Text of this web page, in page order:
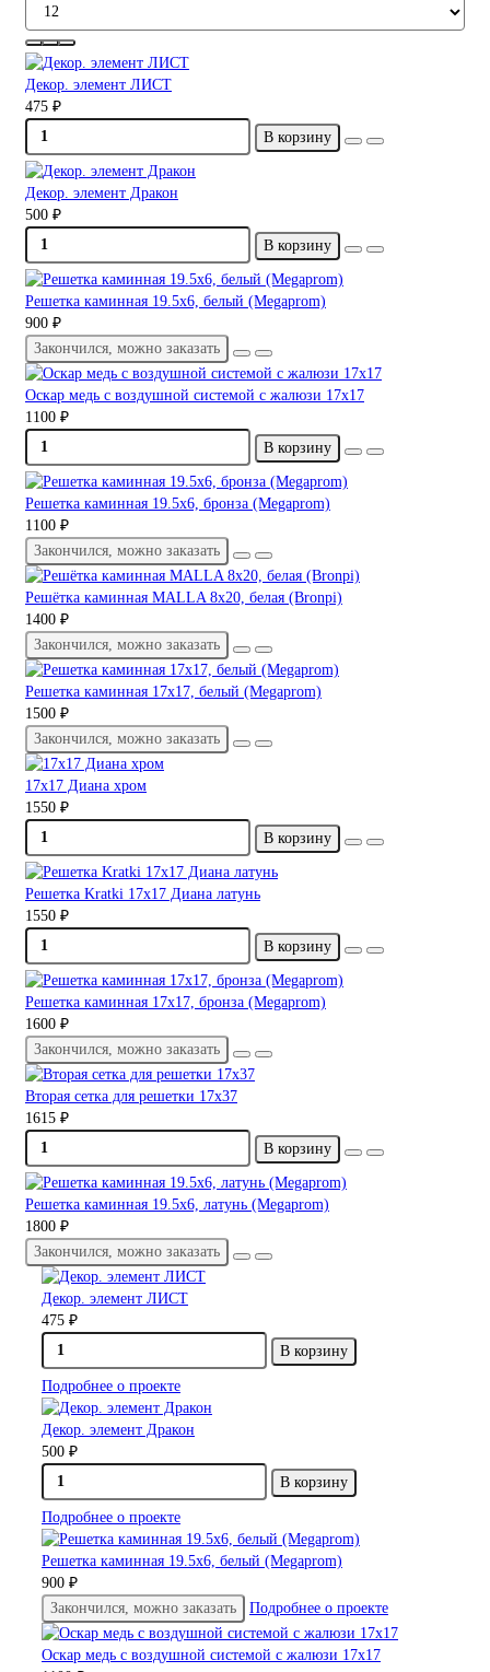
Декор. элемент ЛИСТ
475 ₽
В корзину
Декор. элемент Дракон
500 ₽
В корзину
Решетка каминная 19.5х6, белый (Megaprom)
900 ₽
Закончился, можно заказать
Оскар медь с воздушной системой с жалюзи 17х17
1100 ₽
В корзину
Решетка каминная 19.5х6, бронза (Megaprom)
1100 ₽
Закончился, можно заказать
Решётка каминная MALLA 8x20, белая (Bronpi)
1400 ₽
Закончился, можно заказать
Решетка каминная 17х17, белый (Megaprom)
1500 ₽
Закончился, можно заказать
17х17 Диана хром
1550 ₽
В корзину
Решетка Kratki 17х17 Диана латунь
1550 ₽
В корзину
Решетка каминная 17х17, бронза (Megaprom)
1600 ₽
Закончился, можно заказать
Вторая сетка для решетки 17х37
1615 ₽
В корзину
Решетка каминная 19.5х6, латунь (Megaprom)
1800 ₽
Закончился, можно заказать
Декор. элемент ЛИСТ
475 ₽
В корзину
Подробнее о проекте
Декор. элемент Дракон
500 ₽
В корзину
Подробнее о проекте
Решетка каминная 19.5х6, белый (Megaprom)
900 ₽
Закончился, можно заказать
Подробнее о проекте
Оскар медь с воздушной системой с жалюзи 17х17